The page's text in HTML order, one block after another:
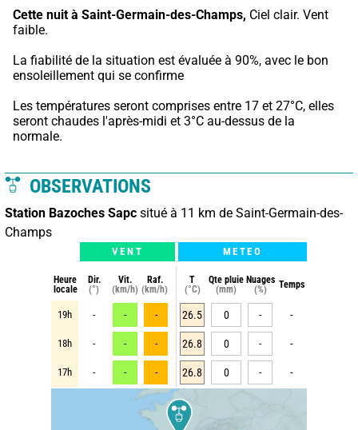
Cette nuit à Saint-Germain-des-Champs, Ciel clair. Vent
faible.
La fiabilité de la situation est évaluée à 90%, avec le bon
ensoleillement qui se confirme
Les températures seront comprises entre 17 et 27°C, elles
seront chaudes l'après-midi et 3°C au-dessus de la
normale.
OBSERVATIONS
Station Bazoches Sapc situé à 11 km de Saint-Germain-des-
Champs
VENT METEO
Heure
locale
Dir.
(°)
Vit.
(km/h)
Raf.
(km/h)
T
(°C)
Qte pluie
(mm)
Nuages
(%)
Temps
19h - - - 26.5 0 - -
18h - - - 26.8 0 - -
17h - - - 26.8 0 - -